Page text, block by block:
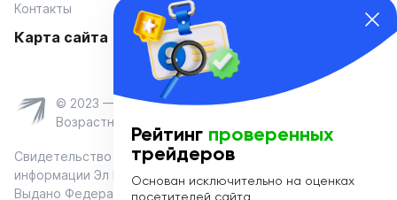
Контакты
Карта сайта
© 2023 — Coinmania
Возрастное ограничение 16+
Свидетельство о регистрации средства массовой
информации Эл № ФС 77-74908 от «25» января 2019 г.
Выдано Федеральной службой по надзору в сфере связи,
Рейтинг проверенных
трейдеров
Основан исключительно на оценках
посетителей сайта